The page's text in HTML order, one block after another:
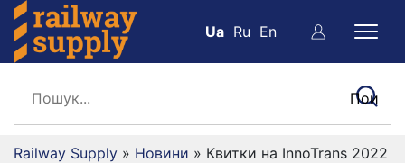
Ua Ru En
Railway Supply » Новини » Квитки на InnoTrans 2022